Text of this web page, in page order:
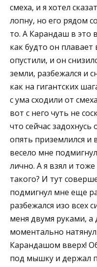
смеха, и я хотел
лопну, но его рядом
то. А Карандаш в это
как будто он плавает
опустили, и он
земли, разбежался и
как на гигантских
с ума сходили от
вот с него чуть не
что сейчас
опять приземлился и
весело мне
лично. А я взял и
такого? И тут
подмигнул мне еще
разбежался изо всех
меня двумя руками, а
моментально
Карандашом вверх!
под мышку и держал